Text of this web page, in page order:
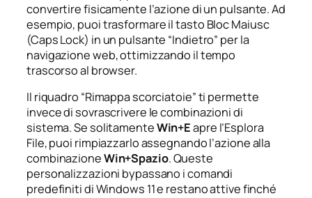
convertire fisicamente l’azione di un pulsante. Ad
esempio, puoi trasformare il tasto Bloc Maiusc
(Caps Lock) in un pulsante “Indietro” per la
navigazione web, ottimizzando il tempo
trascorso al browser.
Il riquadro “Rimappa scorciatoie” ti permette
invece di sovrascrivere le combinazioni di
sistema. Se solitamenteWin+Eapre l’Esplora
File, puoi rimpiazzarlo assegnando l’azione alla
combinazioneWin+Spazio. Queste
personalizzazioni bypassano i comandi
predefiniti di Windows 11 e restano attive finché